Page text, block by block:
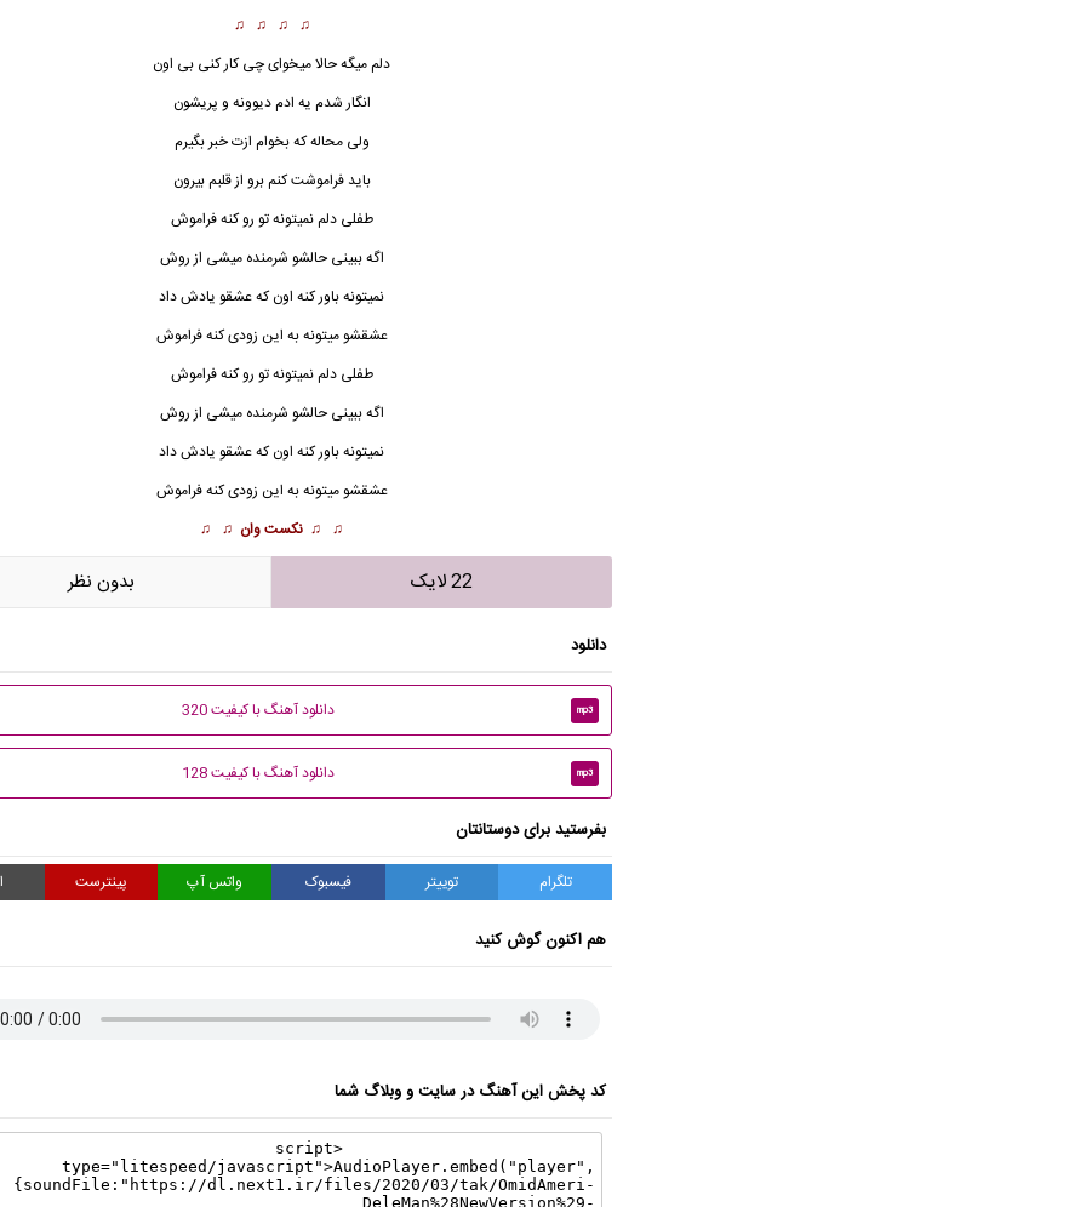
♫ ♫ ♫ ♫
دلم میگه حالا میخوای چی کار کنی بی اون
انگار شدم یه ادم دیوونه و پریشون
ولی محاله که بخوام ازت خبر بگیرم
باید فراموشت کنم برو از قلبم بیرون
طفلی دلم نمیتونه تو رو کنه فراموش
اگه ببینی حالشو شرمنده میشی از روش
نمیتونه باور کنه اون که عشقو یادش داد
عشقشو میتونه به این زودی کنه فراموش
طفلی دلم نمیتونه تو رو کنه فراموش
اگه ببینی حالشو شرمنده میشی از روش
نمیتونه باور کنه اون که عشقو یادش داد
عشقشو میتونه به این زودی کنه فراموش
♫ ♫ نکست وان ♫ ♫
22 لایک بدون نظر
دانلود
mp3 دانلود آهنگ با کیفیت 320
mp3 دانلود آهنگ با کیفیت 128
بفرستید برای دوستانتان
تلگرام توییتر فیسبوک واتس آپ پینترست
هم اکنون گوش کنید
کد پخش این آهنگ در سایت و وبلاگ شما